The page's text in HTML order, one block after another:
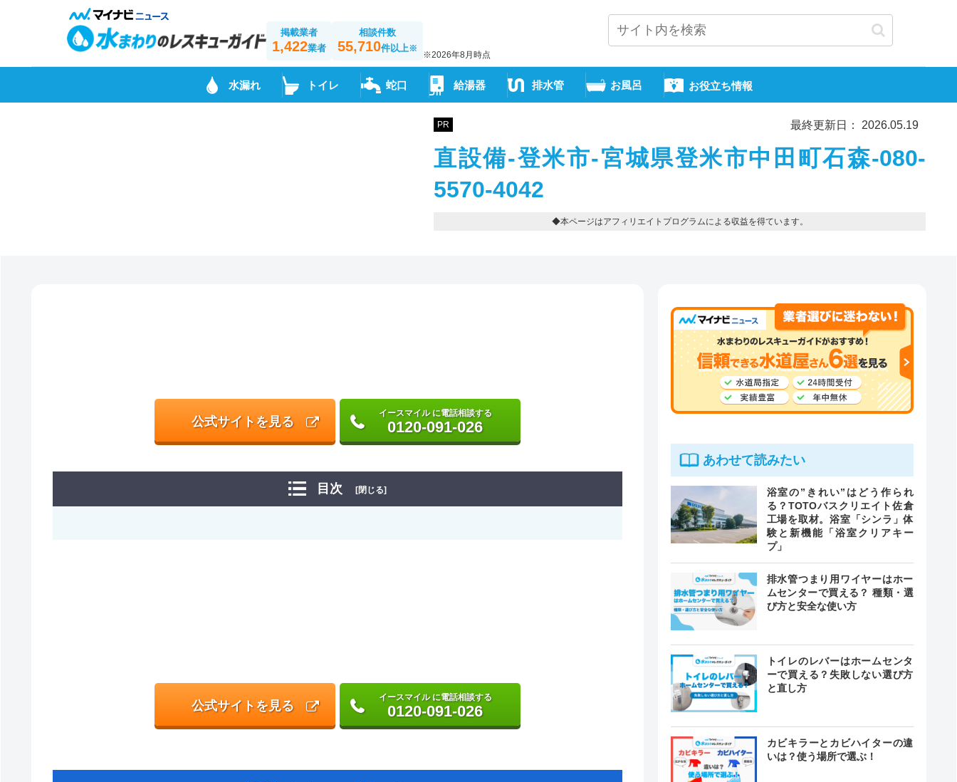
掲載業者
1,422業者
相談件数
55,710件以上※
※2026年8月時点
水漏れ トイレ 蛇口 給湯器 排水管 お風呂 お役立ち情報
PR 最終更新日： 2026.05.19
直設備-登米市-宮城県登米市中田町石森-080-
5570-4042
◆本ページはアフィリエイトプログラムによる収益を得ています。
公式サイトを見る
イースマイル に電話相談する
0120-091-026
目次 [閉じる]
公式サイトを見る
イースマイル に電話相談する
0120-091-026
あわせて読みたい
浴室の”きれい”はどう作られ
る？TOTOバスクリエイト佐倉
工場を取材。浴室「シンラ」体
験と新機能「浴室クリアキー
プ」
排水管つまり用ワイヤーはホー
ムセンターで買える？ 種類・選
び方と安全な使い方
トイレのレバーはホームセンタ
ーで買える？失敗しない選び方
と直し方
カビキラーとカビハイターの違
いは？使う場所で選ぶ！